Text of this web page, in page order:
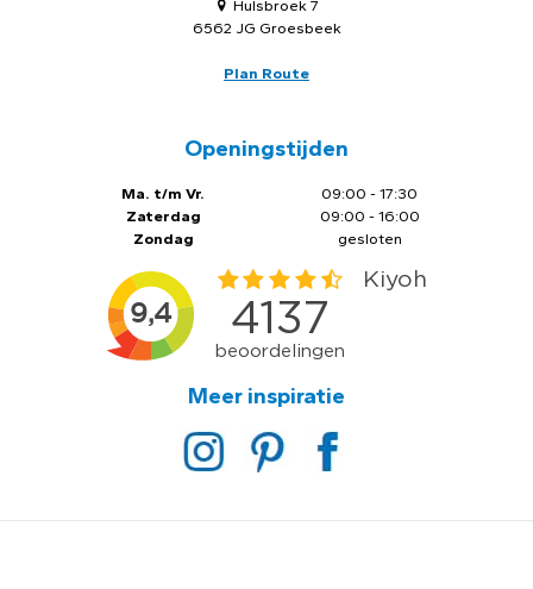
Hulsbroek 7
6562 JG Groesbeek
Plan Route
Openingstijden
Ma. t/m Vr.
Zaterdag
Zondag
09:00 - 17:30
09:00 - 16:00
gesloten
Meer inspiratie